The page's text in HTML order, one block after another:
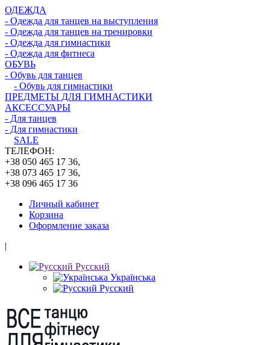
ОДЕЖДА
- Одежда для танцев на выступления
- Одежда для танцев на тренировки
- Одежда для гимнастики
- Одежда для фитнеса
ОБУВЬ
- Обувь для танцев
- Обувь для гимнастики
ПРЕДМЕТЫ ДЛЯ ГИМНАСТИКИ
АКСЕССУАРЫ
- Для танцев
- Для гимнастики
SALE
ТЕЛЕФОН:
+38 050 465 17 36,
+38 073 465 17 36,
+38 096 465 17 36
Личный кабинет
Корзина
Оформление заказа
|
Русский
Українська
Русский